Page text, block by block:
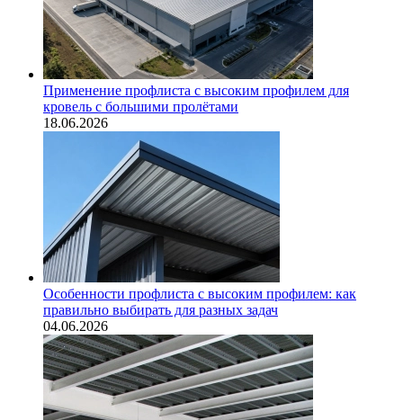
Применение профлиста с высоким профилем для
кровель с большими пролётами
18.06.2026
Особенности профлиста с высоким профилем: как
правильно выбирать для разных задач
04.06.2026